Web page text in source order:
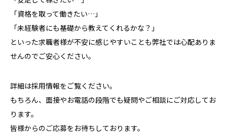
「資格を取って働きたい…」
「未経験者にも基礎から教えてくれるかな？」
といった求職者様が不安に感じやすいことも弊社では心配ありま
せんのでご安心ください。
詳細は採用情報をご覧ください。
もちろん、面接やお電話の段階でも疑問やご相談にご対応してお
ります。
皆様からのご応募をお待ちしております。